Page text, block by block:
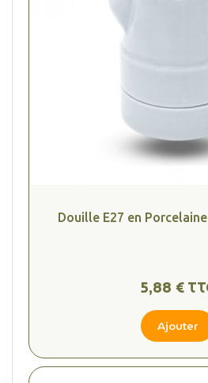
Douille E27 en
5,88 €
Ajouter